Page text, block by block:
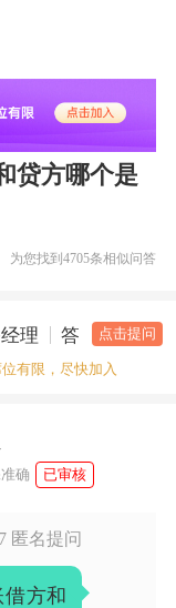
贷方哪个是
为您找到4705条相似问答
理 答疑老师
点击提问
有限，尽快加入
确 已审核
匿名提问
方和